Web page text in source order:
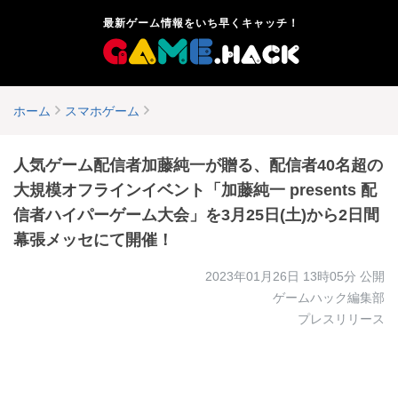
最新ゲーム情報をいち早くキャッチ！
ホーム スマホゲーム
人気ゲーム配信者加藤純一が贈る、配信者40名超の
大規模オフラインイベント「加藤純一 presents 配
信者ハイパーゲーム大会」を3月25日(土)から2日間
幕張メッセにて開催！
2023年01月26日 13時05分 公開
ゲームハック編集部
プレスリリース